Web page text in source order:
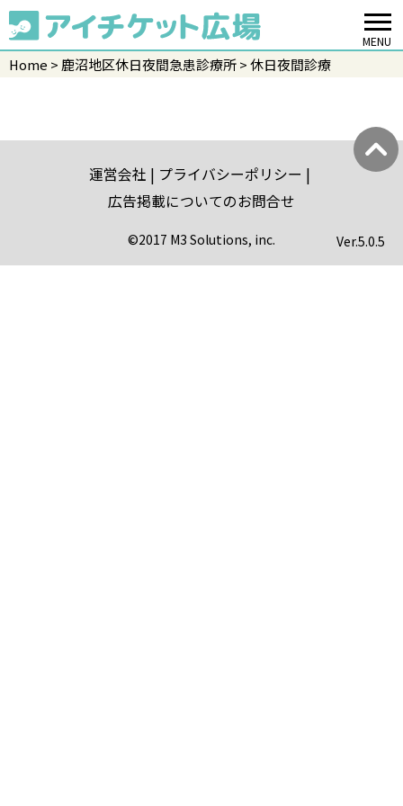
MENU
Home 鹿沼地区休日夜間急患診療所 休日夜間診療
運営会社
プライバシーポリシー
広告掲載についてのお問合せ
©2017 M3 Solutions, inc. Ver.5.0.5